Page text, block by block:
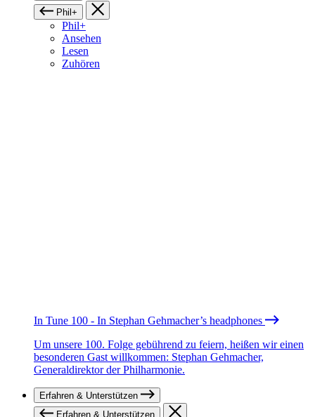
Phil+
Phil+
Ansehen
Lesen
Zuhören
In Tune 100 - In Stephan Gehmacher’s headphones
Um unsere 100. Folge gebührend zu feiern, heißen wir einen
besonderen Gast willkommen: Stephan Gehmacher,
Generaldirektor der Philharmonie.
Erfahren & Unterstützen
Erfahren & Unterstützen